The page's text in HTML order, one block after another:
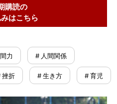
購読の
はこちら
力 # 人間関係
挫折 # 生き方 # 育児